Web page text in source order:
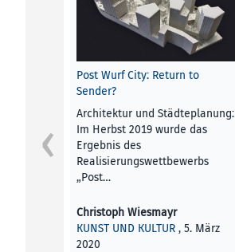
Post Wurf City: Return to
Sender?
Architektur und Städteplanung:
Im Herbst 2019 wurde das
Ergebnis des
Realisierungswettbewerbs
„Post…
Christoph Wiesmayr
KUNST UND KULTUR , 5. März
2020